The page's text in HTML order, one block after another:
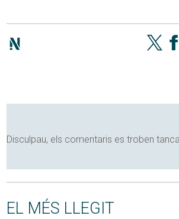
Disculpau, els comentaris es troben
EL MÉS LLEGIT